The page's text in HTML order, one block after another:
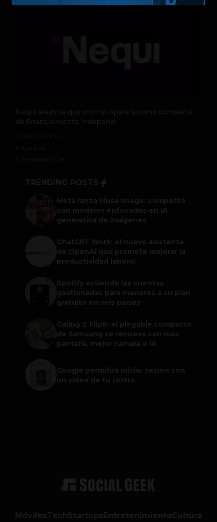
Nequi anuncia que pronto operará como compañía
de financiamiento independi
31 de julio de 2026
TRENDING POSTS
Meta lanza Muse Image: competirá
con modelos enfocados en IA
generativa de imágenes
ChatGPT Work: el nuevo asistente
de OpenAI que promete mejorar la
productividad laboral
Spotify extiende las cuentas
gestionadas para menores a su plan
gratuito en seis países
Galaxy Z Flip8: el plegable compacto
de Samsung se renueva con más
pantalla, mejor cámara e IA
Google permitirá iniciar sesión con
un video de tu rostro